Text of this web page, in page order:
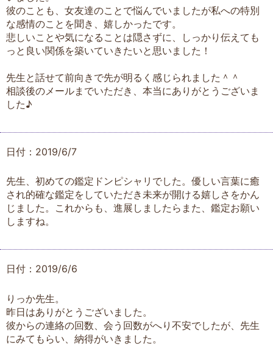
彼のことも、女友達のことで悩んでいましたが私への特別
な感情のことを聞き、嬉しかったです。
悲しいことや気になることは隠さずに、しっかり伝えても
っと良い関係を築いていきたいと思いました！
先生と話せて前向きで先が明るく感じられました＾＾
相談後のメールまでいただき、本当にありがとうございま
した♪
日付：2019/6/7
先生、初めての鑑定ドンピシャリでした。優しい言葉に癒
され的確な鑑定をしていただき未来が開ける嬉しさをかん
じました。これからも、進展しましたらまた、鑑定お願い
しますね。
日付：2019/6/6
りっか先生。
昨日はありがとうございました。
彼からの連絡の回数、会う回数がへり不安でしたが、先生
にみてもらい、納得がいきました。